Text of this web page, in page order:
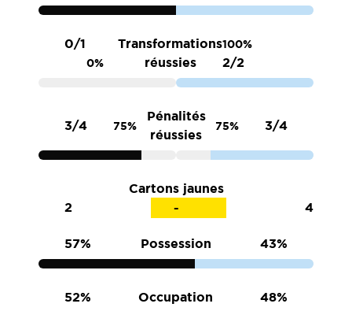
0/1
0%
Transformations
réussies
100%
2/2
3/4 75%
Pénalités
réussies
75% 3/4
Cartons jaunes
2
4
57% Possession 43%
52% Occupation 48%